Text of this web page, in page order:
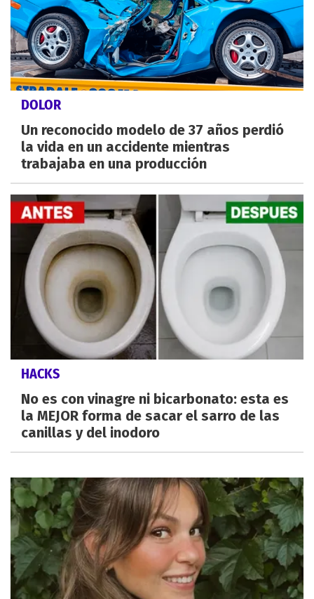
DOLOR
Un reconocido modelo de 37 años perdió
la vida en un accidente mientras
trabajaba en una producción
HACKS
No es con vinagre ni bicarbonato: esta es
la MEJOR forma de sacar el sarro de las
canillas y del inodoro